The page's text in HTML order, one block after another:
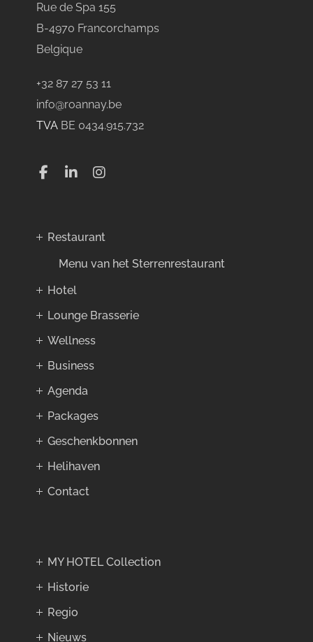
Rue de Spa 155
B-4970 Francorchamps
Belgique
+32 87 27 53 11
info@roannay.be
TVA BE 0434.915.732
Restaurant
Menu van het Sterrenrestaurant
Hotel
Lounge Brasserie
Wellness
Business
Agenda
Packages
Geschenkbonnen
Helihaven
Contact
MY HOTEL Collection
Historie
Regio
Nieuws